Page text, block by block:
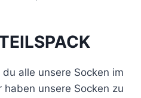
alle unsere Socken im
unsere Socken zu